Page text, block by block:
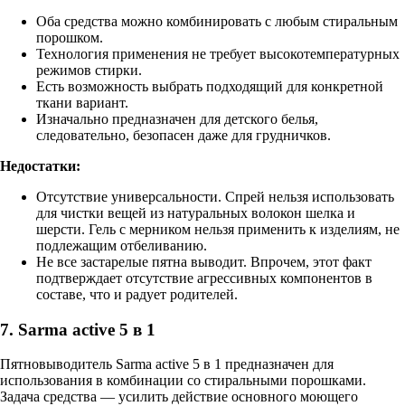
Оба средства можно комбинировать с любым стиральным
порошком.
Технология применения не требует высокотемпературных
режимов стирки.
Есть возможность выбрать подходящий для конкретной
ткани вариант.
Изначально предназначен для детского белья,
следовательно, безопасен даже для грудничков.
Недостатки:
Отсутствие универсальности. Спрей нельзя использовать
для чистки вещей из натуральных волокон шелка и
шерсти. Гель с мерником нельзя применить к изделиям, не
подлежащим отбеливанию.
Не все застарелые пятна выводит. Впрочем, этот факт
подтверждает отсутствие агрессивных компонентов в
составе, что и радует родителей.
7. Sarma active 5 в 1
Пятновыводитель Sarma active 5 в 1 предназначен для
использования в комбинации со стиральными порошками.
Задача средства — усилить действие основного моющего